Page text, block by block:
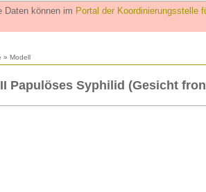
Daten können im Portal der Koordinierungsstelle
» Modell
Papulöses Syphilid (Gesicht